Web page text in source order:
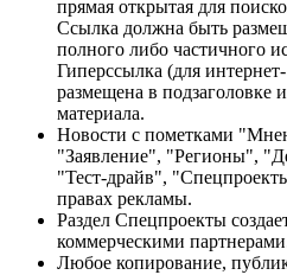
прямая открытая для
Ссылка должна быть
полного либо частичного
Гиперссылка (для
размещена в подзаголовке
материала.
Новости с пометками
"Заявление", "Регионы",
"Тест-драйв",
правах рекламы.
Раздел Спецпроекты
коммерческими
Любое копирование,